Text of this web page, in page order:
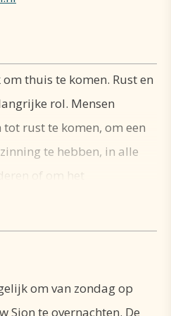
thuis te komen. Rust en
rol. Mensen
rust te komen, om een
te hebben, in alle
of om het
horen is als het wat
de natuur om ons heen
in Klooster Nieuw Sion!
om van zondag op
Sion te overnachten. De